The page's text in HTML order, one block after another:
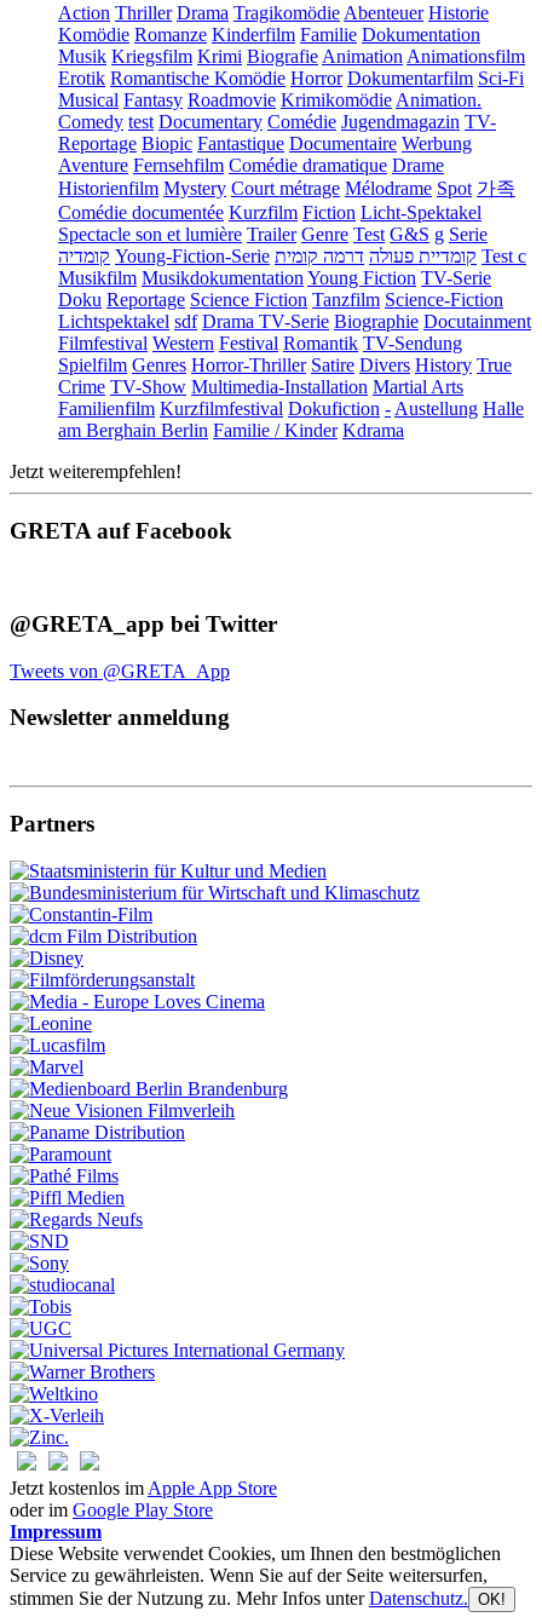
Action Thriller Drama Tragikomödie Abenteuer Historie
Komödie Romanze Kinderfilm Familie Dokumentation
Musik Kriegsfilm Krimi Biografie Animation Animationsfilm
Erotik Romantische Komödie Horror Dokumentarfilm Sci-Fi
Musical Fantasy Roadmovie Krimikomödie Animation.
Comedy test Documentary Comédie Jugendmagazin TV-
Reportage Biopic Fantastique Documentaire Werbung
Aventure Fernsehfilm Comédie dramatique Drame
Historienfilm Mystery Court métrage Mélodrame Spot 가족
Comédie documentée Kurzfilm Fiction Licht-Spektakel
Spectacle son et lumière Trailer Genre Test G&S g Serie
קומדיה Young-Fiction-Serie קומדיית פעולה דרמה קומית
Test c
Musikfilm Musikdokumentation Young Fiction TV-Serie
Doku Reportage Science Fiction Tanzfilm Science-Fiction
Lichtspektakel sdf Drama TV-Serie Biographie Docutainment
Filmfestival Western Festival Romantik TV-Sendung
Spielfilm Genres Horror-Thriller Satire Divers History True
Crime TV-Show Multimedia-Installation Martial Arts
Familienfilm Kurzfilmfestival Dokufiction - Austellung Halle
am Berghain Berlin Familie / Kinder Kdrama
Jetzt weiterempfehlen!
GRETA auf Facebook
@GRETA_app bei Twitter
Tweets von @GRETA_App
Newsletter anmeldung
Partners
Jetzt kostenlos im Apple App Store
oder im Google Play Store
Impressum
Diese Website verwendet Cookies, um Ihnen den bestmöglichen
Service zu gewährleisten. Wenn Sie auf der Seite weitersurfen,
stimmen Sie der Nutzung zu. Mehr Infos unterDatenschutz. OK!